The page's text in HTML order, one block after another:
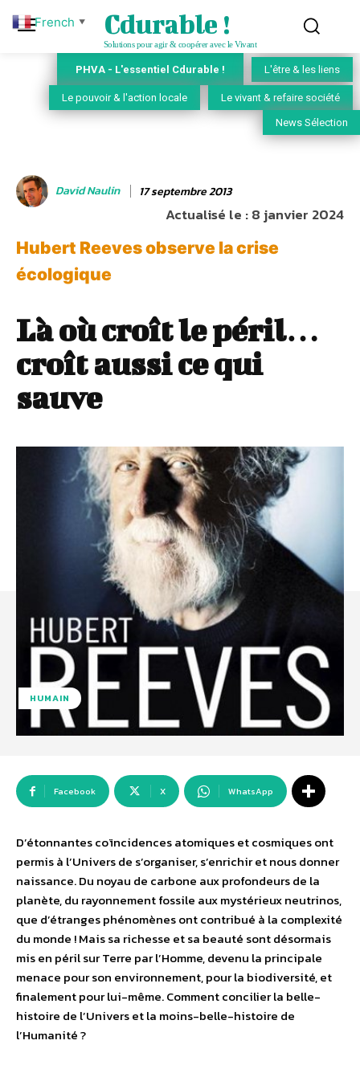
Cdurable !
Solutions pour agir & coopérer avec le Vivant
PHVA - L'essentiel Cdurable ! L'être & les liens
Le pouvoir & l'action locale Le vivant & refaire société
News Sélection
David Naulin 17 septembre 2013
Actualisé le :8 janvier 2024
Hubert Reeves observe la crise
écologique
Là où croît le péril…
croît aussi ce qui
sauve
HUMAIN
Facebook X WhatsApp
D’étonnantes coïncidences atomiques et cosmiques ont
permis à l’Univers de s’organiser, s’enrichir et nous donner
naissance. Du noyau de carbone aux profondeurs de la
planète, du rayonnement fossile aux mystérieux neutrinos,
que d’étranges phénomènes ont contribué à la complexité
du monde ! Mais sa richesse et sa beauté sont désormais
mis en péril sur Terre par l’Homme, devenu la principale
menace pour son environnement, pour la biodiversité, et
finalement pour lui-même. Comment concilier la belle-
histoire de l’Univers et la moins-belle-histoire de
l’Humanité ?
French ▼